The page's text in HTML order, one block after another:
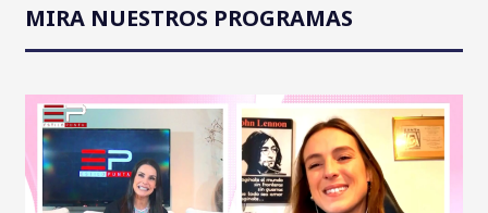
MIRA NUESTROS PROGRAMAS